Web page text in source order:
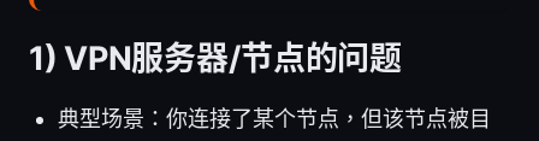
1) VPN服务器/节点的问题
典型场景：你连接了某个节点，但该节点被目